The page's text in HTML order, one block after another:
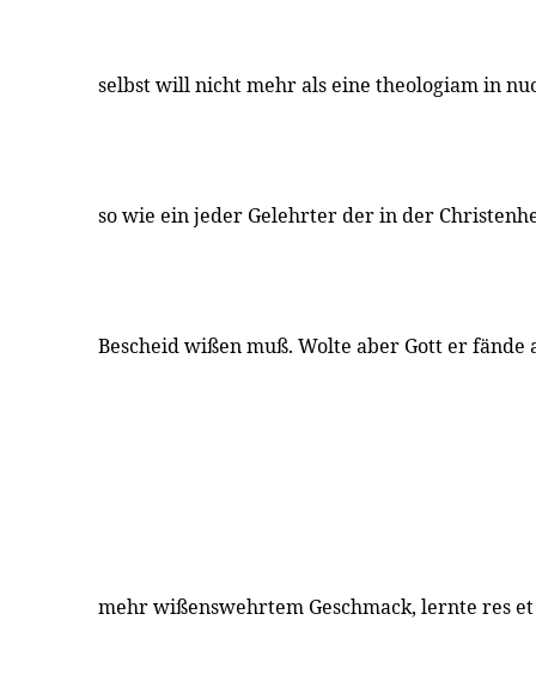
selbst will nicht mehr als eine theologiam in
so wie ein jeder Gelehrter der in der
Bescheid wißen muß. Wolte aber Gott er fände
mehr wißenswehrtem Geschmack, lernte res